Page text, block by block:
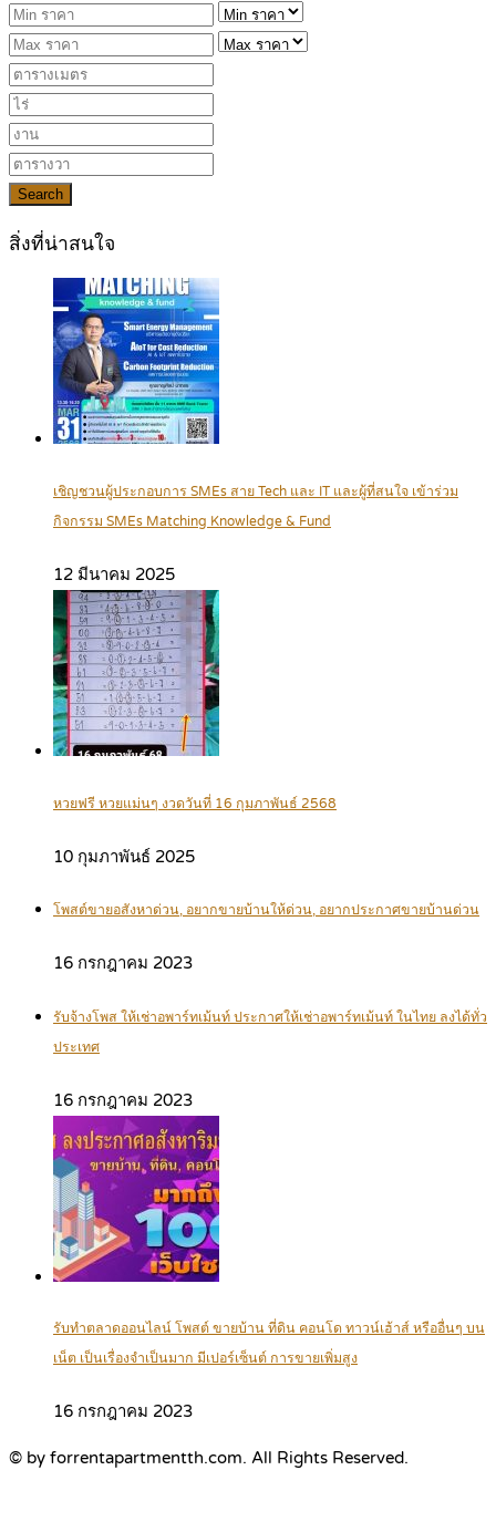
Search
สิ่งที่น่าสนใจ
เชิญชวนผู้ประกอบการ SMEs สาย Tech และ IT และผู้ที่สนใจ เข้าร่วม
กิจกรรม SMEs Matching Knowledge & Fund
12 มีนาคม 2025
หวยฟรี หวยแม่นๆ งวดวันที่ 16 กุมภาพันธ์ 2568
10 กุมภาพันธ์ 2025
โพสต์ขายอสังหาด่วน, อยากขายบ้านให้ด่วน, อยากประกาศขายบ้านด่วน
16 กรกฎาคม 2023
รับจ้างโพส ให้เช่าอพาร์ทเม้นท์ ประกาศให้เช่าอพาร์ทเม้นท์ ในไทย ลงได้ทั่ว
ประเทศ
16 กรกฎาคม 2023
รับทำตลาดออนไลน์ โพสต์ ขายบ้าน ที่ดิน คอนโด ทาวน์เฮ้าส์ หรืออื่นๆ บน
เน็ต เป็นเรื่องจำเป็นมาก มีเปอร์เซ็นต์ การขายเพิ่มสูง
16 กรกฎาคม 2023
© by forrentapartmentth.com. All Rights Reserved.